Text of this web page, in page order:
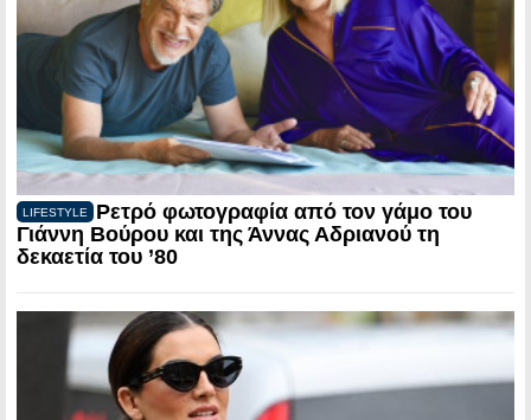
LIFESTYLE
Ρετρό φωτογραφία από τον γάμο του
Γιάννη Βούρου και της Άννας Αδριανού τη
δεκαετία του ’80